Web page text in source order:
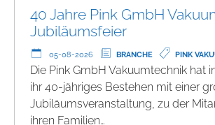
40 Jahre Pink GmbH
Jubiläumsfeier
05-08-2026 BRANCHE PINK
Die Pink GmbH Vakuumtechnik hat
ihr 40-jähriges Bestehen mit einer
Jubiläumsveranstaltung, zu der
ihren Familien…